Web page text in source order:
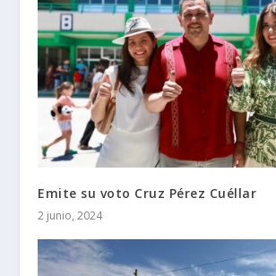
Emite su voto Cruz Pérez Cuéllar
2 junio, 2024